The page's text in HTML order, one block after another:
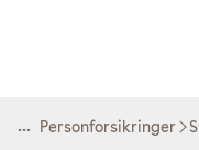
... Personforsikringer